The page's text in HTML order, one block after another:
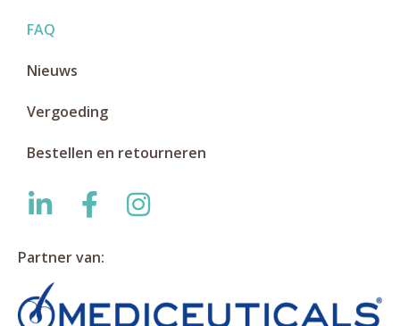
FAQ
Nieuws
Vergoeding
Bestellen en retourneren
Partner van: